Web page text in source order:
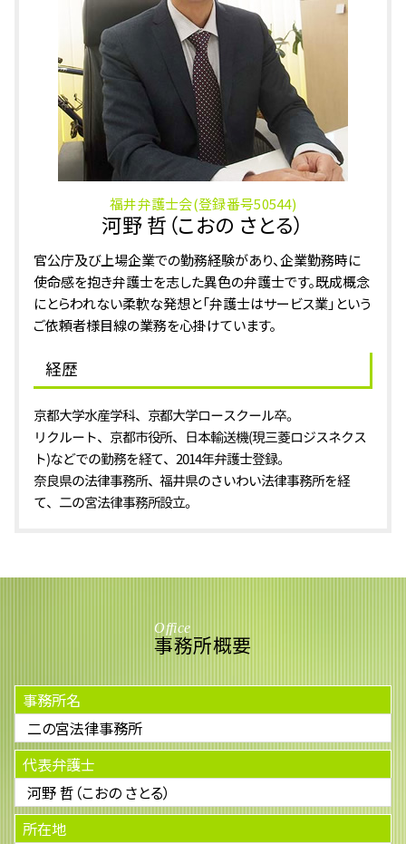
詐欺罪 懲役
窃盗 万引き
略式起訴 罰金
相続 福井県 相談
刑事事件 石川県 相談
刑事事件 あわら市 相談
相続 加賀市 弁護士
刑事事件 福井県 弁護士
刑事事件 小松市 相談
相続 石川県 相談
福井弁護士会(登録番号50544)
河野 哲（こおの さとる）
官公庁及び上場企業での勤務経験があり、企業勤務時に
使命感を抱き弁護士を志した異色の弁護士です。既成概念
にとらわれない柔軟な発想と「弁護士はサービス業」という
ご依頼者様目線の業務を心掛けています。
経歴
京都大学水産学科、京都大学ロースクール卒。
リクルート、京都市役所、日本輸送機(現三菱ロジスネクス
ト)などでの勤務を経て、2014年弁護士登録。
奈良県の法律事務所、福井県のさいわい法律事務所を経
て、二の宮法律事務所設立。
Office
事務所概要
事務所名
二の宮法律事務所
代表弁護士
河野 哲（こおの さとる）
所在地